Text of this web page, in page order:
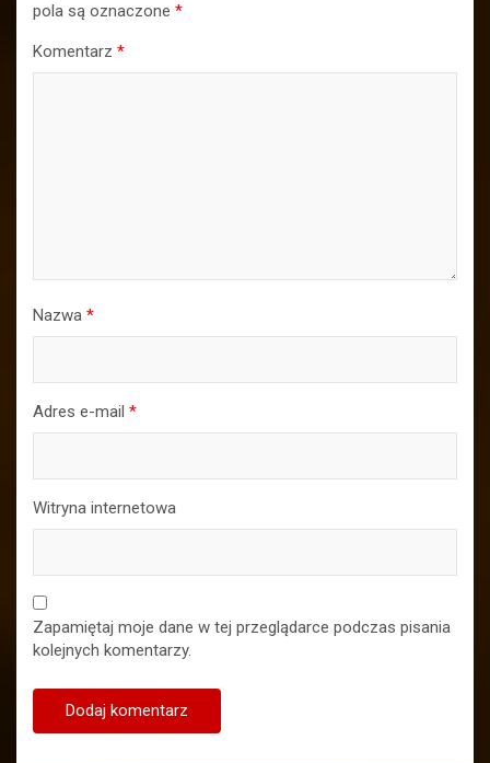
pola są oznaczone *
Komentarz *
Nazwa *
Adres e-mail *
Witryna internetowa
Zapamiętaj moje dane w tej przeglądarce podczas pisania
kolejnych komentarzy.